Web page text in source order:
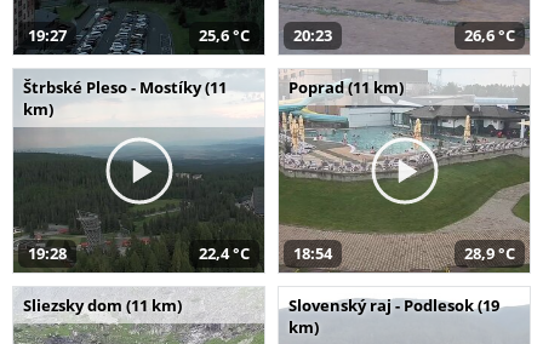
19:27 25,6 °C 20:23 26,6 °C
Štrbské Pleso - Mostíky (11
km)
19:28 22,4 °C
Poprad (11 km)
18:54 28,9 °C
Sliezsky dom (11 km)
Slovenský raj - Podlesok (19
km)